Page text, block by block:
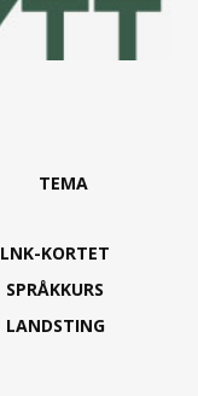
TEMA
LNK-KORTET
SPRÅKKURS
LANDSTING